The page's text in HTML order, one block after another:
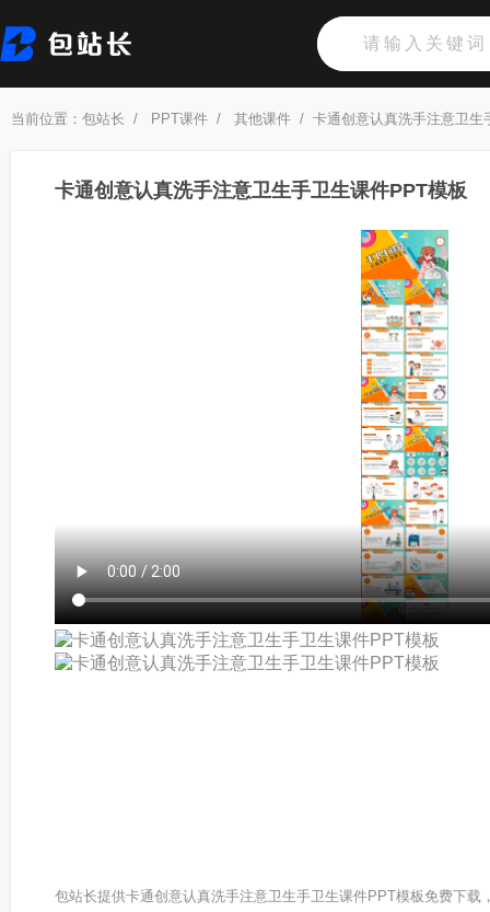
当前位置： 包站长 / PPT课件 / 其他课件 / 卡通创意认真洗手注意卫生
卡通创意认真洗手注意卫生手卫生课件PPT模板
包站长提供卡通创意认真洗手注意卫生手卫生课件PPT模板免费下载